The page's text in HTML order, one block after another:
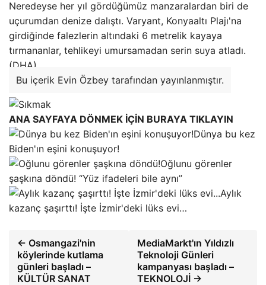
Neredeyse her yıl gördüğümüz manzaralardan biri de
uçurumdan denize dalıştı. Varyant, Konyaaltı Plajı'na
girdiğinde falezlerin altındaki 6 metrelik kayaya
tırmananlar, tehlikeyi umursamadan serin suya atladı.
(DHA)
Bu içerik Evin Özbey tarafından yayınlanmıştır.
ANA SAYFAYA DÖNMEK İÇİN BURAYA TIKLAYIN
Dünya bu kez
Biden'ın eşini konuşuyor!
Oğlunu görenler
şaşkına döndü! “Yüz ifadeleri bile aynı”
Aylık
kazanç şaşırttı! İşte İzmir'deki lüks evi…
← Osmangazi'nin
köylerinde kutlama
günleri başladı –
KÜLTÜR SANAT
MediaMarkt'ın Yıldızlı
Teknoloji Günleri
kampanyası başladı –
TEKNOLOJİ →